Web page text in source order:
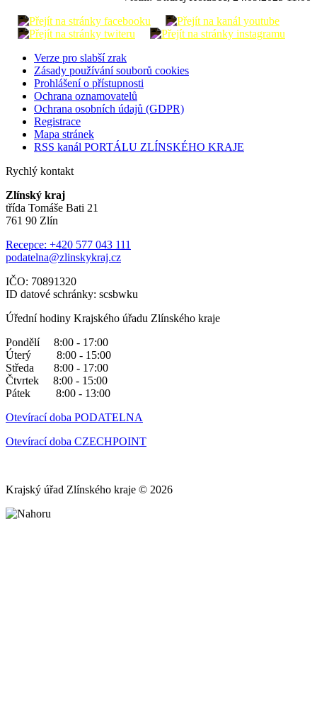
Verze pro slabší zrak
Zásady používání souborů cookies
Prohlášení o přístupnosti
Ochrana oznamovatelů
Ochrana osobních údajů (GDPR)
Registrace
Mapa stránek
RSS kanál PORTÁLU ZLÍNSKÉHO KRAJE
Rychlý kontakt
Zlínský kraj
třída Tomáše Bati 21
761 90 Zlín
Recepce: +420 577 043 111
podatelna@zlinskykraj.cz
IČO: 70891320
ID datové schránky: scsbwku
Úřední hodiny Krajského úřadu Zlínského kraje
Pondělí 8:00 - 17:00
Úterý 8:00 - 15:00
Středa 8:00 - 17:00
Čtvrtek 8:00 - 15:00
Pátek 8:00 - 13:00
Otevírací doba PODATELNA
Otevírací doba CZECHPOINT
Krajský úřad Zlínského kraje © 2026